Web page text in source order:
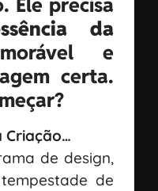
da
e
certa.
Criação…
de design,
de